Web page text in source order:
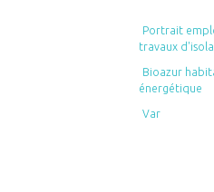
Portrait
travaux
Bioazur
énergétique
Var